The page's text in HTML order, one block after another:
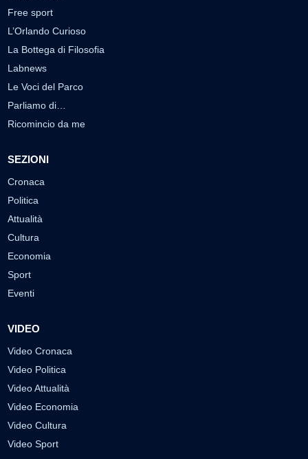
Free sport
L’Orlando Curioso
La Bottega di Filosofia
Labnews
Le Voci del Parco
Parliamo di…
Ricomincio da me
SEZIONI
Cronaca
Politica
Attualità
Cultura
Economia
Sport
Eventi
VIDEO
Video Cronaca
Video Politica
Video Attualità
Video Economia
Video Cultura
Video Sport